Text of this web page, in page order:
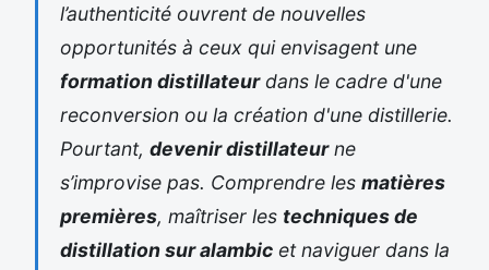
l’authenticité ouvrent de nouvelles
opportunités à ceux qui envisagent une
formation distillateurdans le cadre d'une
reconversion ou la création d'une distillerie.
Pourtant, devenir distillateurne
s’improvise pas. Comprendre les matières
premières, maîtriser les techniques de
distillation sur alambic et naviguer dans la